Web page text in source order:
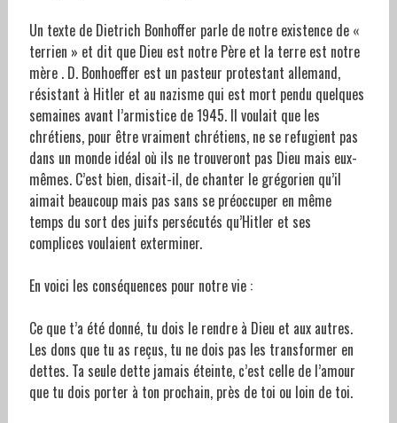
Un texte de Dietrich Bonhoffer parle de notre existence de «
terrien » et dit que Dieu est notre Père et la terre est notre
mère . D. Bonhoeffer est un pasteur protestant allemand,
résistant à Hitler et au nazisme qui est mort pendu quelques
semaines avant l’armistice de 1945. Il voulait que les
chrétiens, pour être vraiment chrétiens, ne se refugient pas
dans un monde idéal où ils ne trouveront pas Dieu mais eux-
mêmes. C’est bien, disait-il, de chanter le grégorien qu’il
aimait beaucoup mais pas sans se préoccuper en même
temps du sort des juifs persécutés qu’Hitler et ses
complices voulaient exterminer.
En voici les conséquences pour notre vie :
Ce que t’a été donné, tu dois le rendre à Dieu et aux autres.
Les dons que tu as reçus, tu ne dois pas les transformer en
dettes. Ta seule dette jamais éteinte, c’est celle de l’amour
que tu dois porter à ton prochain, près de toi ou loin de toi.